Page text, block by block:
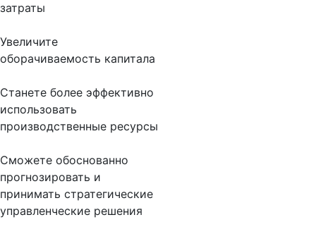
затраты
Увеличите
оборачиваемость капитала
Станете более эффективно
использовать
производственные ресурсы
Сможете обоснованно
прогнозировать и
принимать стратегические
управленческие решения